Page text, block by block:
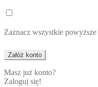
Zaznacz wszystkie powyższe
Masz już konto?
Zaloguj się!